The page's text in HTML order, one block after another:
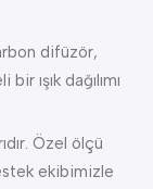
difüzör,
ışık dağılımı
Özel ölçü
ekibimizle